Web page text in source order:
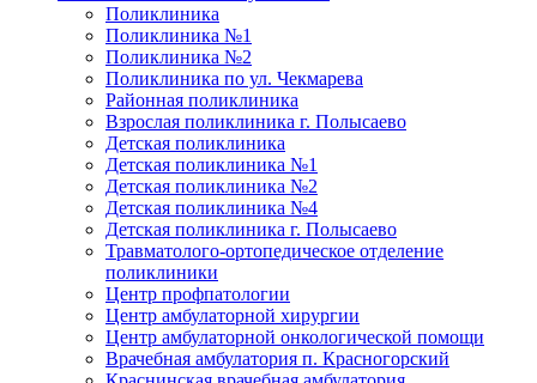
Поликлиника
Поликлиника №1
Поликлиника №2
Поликлиника по ул. Чекмарева
Районная поликлиника
Взрослая поликлиника г. Полысаево
Детская поликлиника
Детская поликлиника №1
Детская поликлиника №2
Детская поликлиника №4
Детская поликлиника г. Полысаево
Травматолого-ортопедическое отделение
поликлиники
Центр профпатологии
Центр амбулаторной хирургии
Центр амбулаторной онкологической помощи
Врачебная амбулатория п. Красногорский